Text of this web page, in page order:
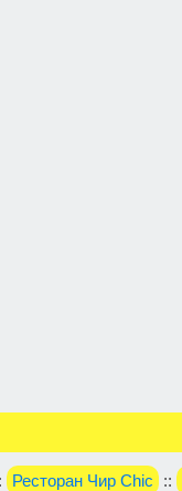
Ресторан Чир Chic ::